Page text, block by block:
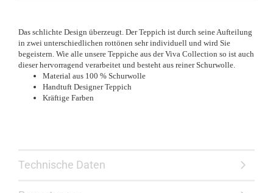
Das schlichte Design überzeugt. Der Teppich ist durch seine Aufteilung
in zwei unterschiedlichen rottönen sehr individuell und wird Sie
begeistern. Wie alle unsere Teppiche aus der Viva Collection so ist auch
dieser hervorragend verarbeitet und besteht aus reiner Schurwolle.
Material aus 100 % Schurwolle
Handtuft Designer Teppich
Kräftige Farben
Technische Daten